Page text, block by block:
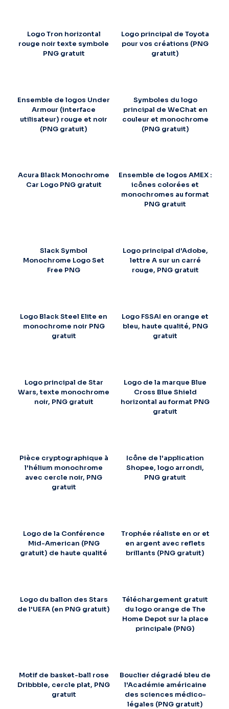
Logo Tron horizontal
rouge noir texte symbole
PNG gratuit
Logo principal de Toyota
pour vos créations (PNG
gratuit)
Ensemble de logos Under
Armour (interface
utilisateur) rouge et noir
(PNG gratuit)
Symboles du logo
principal de WeChat en
couleur et monochrome
(PNG gratuit)
Acura Black Monochrome
Car Logo PNG gratuit
Ensemble de logos AMEX :
icônes colorées et
monochromes au format
PNG gratuit
Slack Symbol
Monochrome Logo Set
Free PNG
Logo principal d'Adobe,
lettre A sur un carré
rouge, PNG gratuit
Logo Black Steel Elite en
monochrome noir PNG
gratuit
Logo FSSAI en orange et
bleu, haute qualité, PNG
gratuit
Logo principal de Star
Wars, texte monochrome
noir, PNG gratuit
Logo de la marque Blue
Cross Blue Shield
horizontal au format PNG
gratuit
Pièce cryptographique à
l'hélium monochrome
avec cercle noir, PNG
gratuit
Icône de l'application
Shopee, logo arrondi,
PNG gratuit
Logo de la Conférence
Mid-American (PNG
gratuit) de haute qualité
Trophée réaliste en or et
en argent avec reflets
brillants (PNG gratuit)
Logo du ballon des Stars
de l'UEFA (en PNG gratuit)
Téléchargement gratuit
du logo orange de The
Home Depot sur la place
principale (PNG)
Motif de basket-ball rose
Dribbble, cercle plat, PNG
gratuit
Bouclier dégradé bleu de
l'Académie américaine
des sciences médico-
légales (PNG gratuit)